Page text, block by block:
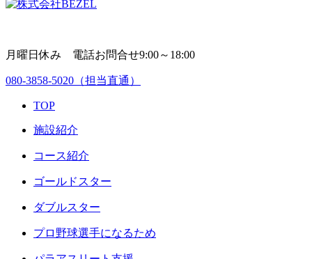
月曜日休み 電話お問合せ9:00～18:00
080-3858-5020 （担当直通）
TOP
施設紹介
コース紹介
ゴールドスター
ダブルスター
プロ野球選手になるため